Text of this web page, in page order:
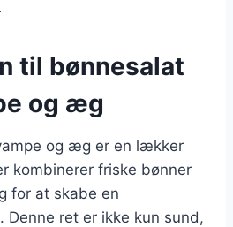
til bønnesalat
og æg
og æg er en lækker
kombinerer friske bønner
for at skabe en
Denne ret er ikke kun sund,